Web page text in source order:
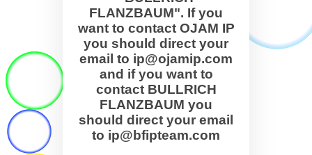
FLANZBAUM". If you
want to contact OJAM IP
you should direct your
email to ip@ojamip.com
and if you want to
contact BULLRICH
FLANZBAUM you
should direct your email
to ip@bfipteam.com